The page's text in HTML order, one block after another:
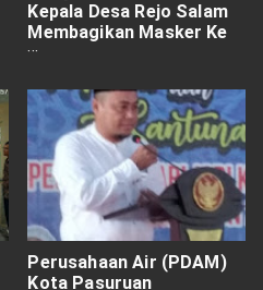
Kepala Desa Rejo Salam
Membagikan Masker Ke
Warga.
Perusahaan Air (PDAM)
Kota Pasuruan